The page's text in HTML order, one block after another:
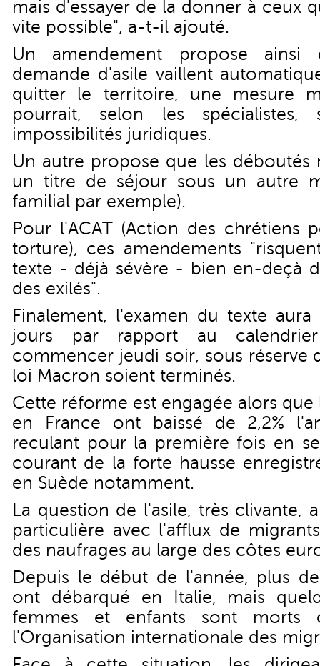
mais d'essayer de la donner à ceux
vite possible", a-t-il ajouté.
Un amendement propose
demande d'asile vaillent
quitter le territoire, une mesure
pourrait, selon les
impossibilités juridiques.
Un autre propose que les déboutés
un titre de séjour sous un autre
familial par exemple).
Pour l'ACAT (Action des chrétiens
torture), ces amendements
texte - déjà sévère - bien en-deçà
des exilés".
Finalement, l'examen du texte
jours par rapport au
commencer jeudi soir, sous réserve
loi Macron soient terminés.
Cette réforme est engagée alors que
en France ont baissé de 2,2%
reculant pour la première fois en
courant de la forte hausse
en Suède notamment.
La question de l'asile, très clivante,
particulière avec l'afflux de
des naufrages au large des côtes
Depuis le début de l'année, plus
ont débarqué en Italie, mais
femmes et enfants sont morts
l'Organisation internationale des